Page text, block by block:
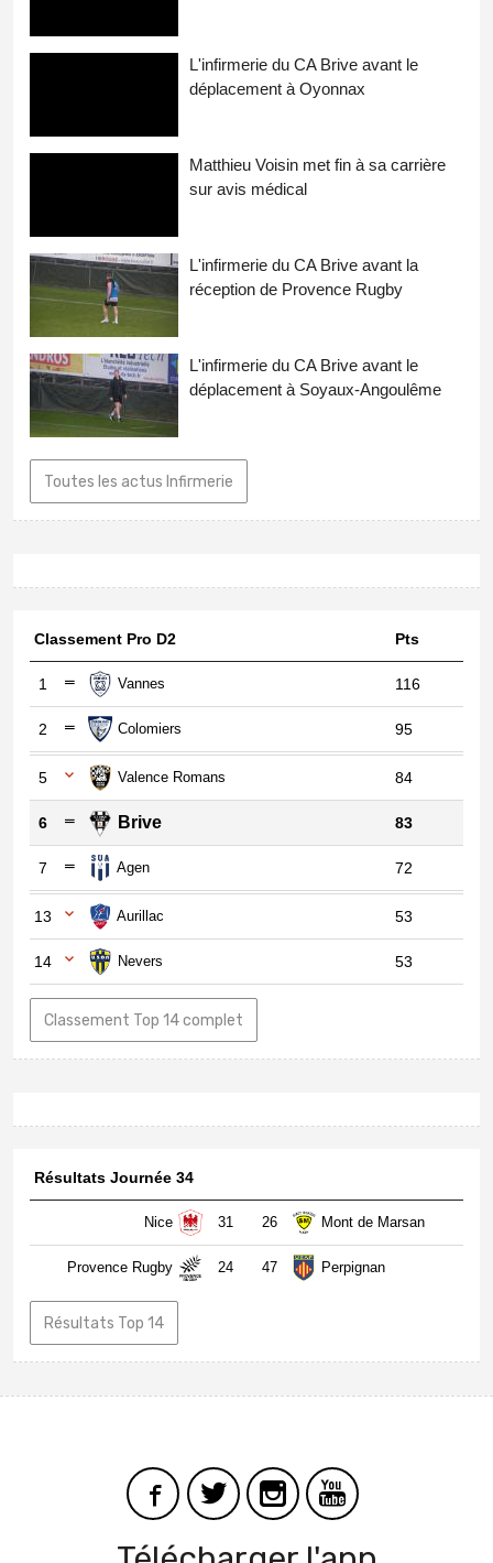
L'infirmerie du CA Brive avant le
déplacement à Oyonnax
Matthieu Voisin met fin à sa carrière
sur avis médical
L'infirmerie du CA Brive avant la
réception de Provence Rugby
L'infirmerie du CA Brive avant le
déplacement à Soyaux-Angoulême
Toutes les actus Infirmerie
Classement Pro D2 Pts
1 Vannes 116
2 Colomiers 95
5 Valence Romans 84
6 Brive 83
7 Agen 72
13 Aurillac 53
14 Nevers 53
Classement Top 14 complet
Résultats Journée 34
Nice 31 26 Mont de Marsan
Provence Rugby 24 47 Perpignan
Résultats Top 14